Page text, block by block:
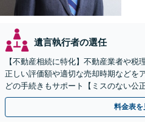
遺言執行者の選任
【不動産相続に特化】不動産業者や税
正しい評価額や適切な売却時期などを
どの手続きもサポート【ミスのない公
点から遺言書を作成します。
料金表を